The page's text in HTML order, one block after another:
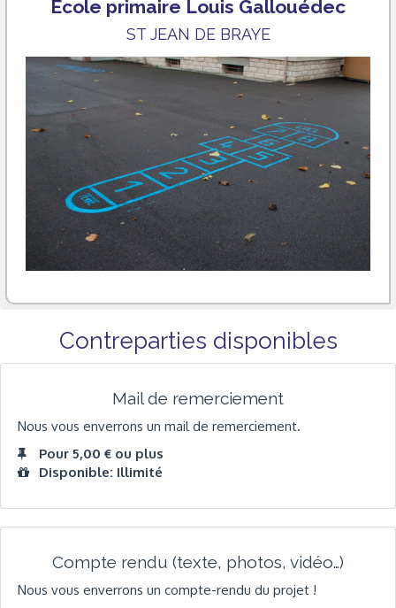
Ecole primaire Louis Gallouédec
ST JEAN DE BRAYE
Contreparties disponibles
Mail de remerciement
Nous vous enverrons un mail de remerciement.
Pour 5,00 € ou plus
Disponible: Illimité
Compte rendu (texte, photos, vidéo…)
Nous vous enverrons un compte-rendu du projet !